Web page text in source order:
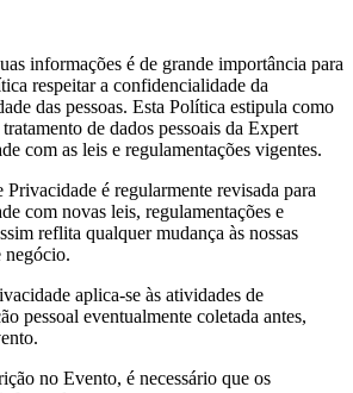
informações é de grande importância para
respeitar a confidencialidade da
das pessoas. Esta Política estipula como
de dados pessoais da Expert
com as leis e regulamentações vigentes.
é regularmente revisada para
com novas leis, regulamentações e
reflita qualquer mudança às nossas
negócio.
aplica-se às atividades de
pessoal eventualmente coletada antes,
no Evento, é necessário que os